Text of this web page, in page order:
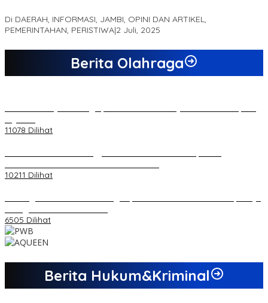
Di DAERAH, INFORMASI, JAMBI, OPINI DAN ARTIKEL,
PEMERINTAHAN, PERISTIWA|2 Juli, 2025
Berita Olahraga
11078 Dilihat
10211 Dilihat
6505 Dilihat
Berita Hukum&Kriminal